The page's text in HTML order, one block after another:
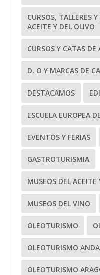
CURSOS, TALLERES
ACEITE Y DEL OLIVO
CURSOS Y CATAS DE
D. O Y MARCAS DE
DESTACAMOS
ESCUELA EUROPEA
EVENTOS Y FERIAS
GASTROTURISMIA
MUSEOS DEL ACEITE
MUSEOS DEL VINO
OLEOTURISMO
OLEOTURISMO
OLEOTURISMO